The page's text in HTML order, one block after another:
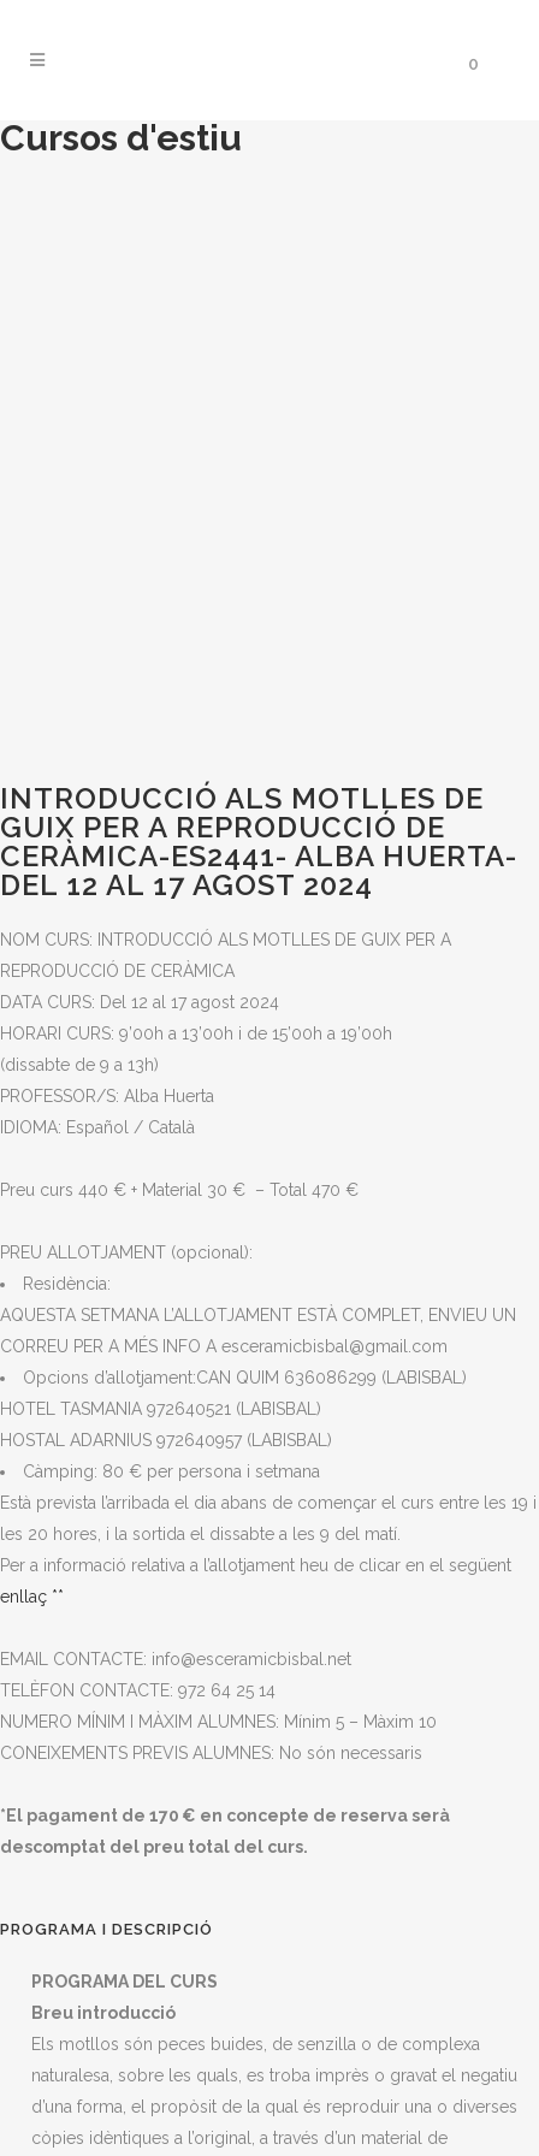
0
Cursos d'estiu
INTRODUCCIÓ ALS MOTLLES DE
GUIX PER A REPRODUCCIÓ DE
CERÀMICA-ES2441- ALBA HUERTA-
DEL 12 AL 17 AGOST 2024
NOM CURS: INTRODUCCIÓ ALS MOTLLES DE GUIX PER A
REPRODUCCIÓ DE CERÀMICA
DATA CURS: Del 12 al 17 agost 2024
HORARI CURS: 9’00h a 13’00h i de 15’00h a 19’00h
(dissabte de 9 a 13h)
PROFESSOR/S: Alba Huerta
IDIOMA: Español / Català
Preu curs 440 € + Material 30 € – Total 470 €
PREU ALLOTJAMENT (opcional):
Residència:
AQUESTA SETMANA L’ALLOTJAMENT ESTÀ COMPLET, ENVIEU UN
CORREU PER A MÉS INFO A esceramicbisbal@gmail.com
Opcions d’allotjament:CAN QUIM 636086299 (LABISBAL)
HOTEL TASMANIA 972640521 (LABISBAL)
HOSTAL ADARNIUS 972640957 (LABISBAL)
Càmping: 80 € per persona i setmana
Està prevista l’arribada el dia abans de començar el curs entre les 19 i
les 20 hores, i la sortida el dissabte a les 9 del matí.
Per a informació relativa a l’allotjament heu de clicar en el següent
enllaç **
EMAIL CONTACTE: info@esceramicbisbal.net
TELÈFON CONTACTE: 972 64 25 14
NUMERO MÍNIM I MÀXIM ALUMNES: Mínim 5 – Màxim 10
CONEIXEMENTS PREVIS ALUMNES: No són necessaris
*El pagament de 170 € en concepte de reserva serà
descomptat del preu total del curs.
PROGRAMA I DESCRIPCIÓ
PROGRAMA DEL CURS
Breu introducció
Els motllos són peces buides, de senzilla o de complexa
naturalesa, sobre les quals, es troba imprès o gravat el negatiu
d’una forma, el propòsit de la qual és reproduir una o diverses
còpies idèntiques a l’original, a través d’un material de